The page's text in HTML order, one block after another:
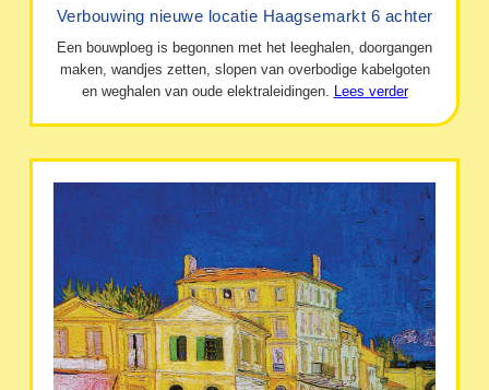
Verbouwing nieuwe locatie Haagsemarkt 6 achter
Een bouwploeg is begonnen met het leeghalen, doorgangen
maken, wandjes zetten, slopen van overbodige kabelgoten
en weghalen van oude elektraleidingen. Lees verder